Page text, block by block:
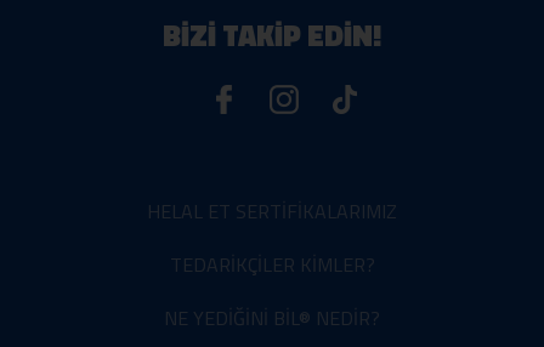
BİZİ TAKİP EDİN!
HELAL ET SERTİFİKALARIMIZ
TEDARİKÇİLER KİMLER?
NE YEDİĞİNİ BİL® NEDİR?